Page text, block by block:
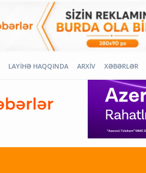
LAYİHƏ HAQQINDA ARXİV XƏBƏRLƏR